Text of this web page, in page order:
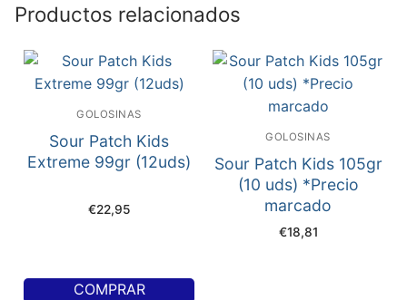
Productos relacionados
GOLOSINAS
Sour Patch Kids
Extreme 99gr (12uds)
€22,95
COMPRAR
GOLOSINAS
Sour Patch Kids 105gr
(10 uds) *Precio
marcado
€18,81